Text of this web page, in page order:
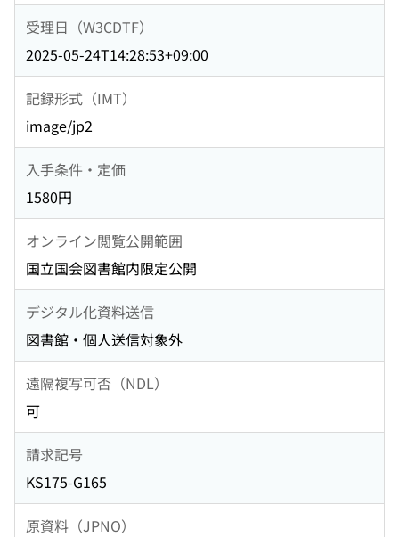
受理日（W3CDTF）
2025-05-24T14:28:53+09:00
記録形式（IMT）
image/jp2
入手条件・定価
1580円
オンライン閲覧公開範囲
国立国会図書館内限定公開
デジタル化資料送信
図書館・個人送信対象外
遠隔複写可否（NDL）
可
請求記号
KS175-G165
原資料（JPNO）